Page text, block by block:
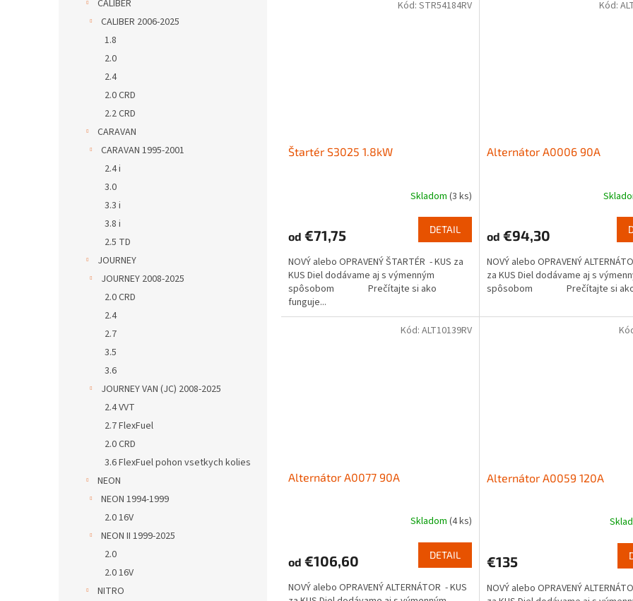
CALIBER
CALIBER 2006-2025
1.8
2.0
2.4
2.0 CRD
2.2 CRD
CARAVAN
CARAVAN 1995-2001
2.4 i
3.0
3.3 i
3.8 i
2.5 TD
JOURNEY
JOURNEY 2008-2025
2.0 CRD
2.4
2.7
3.5
3.6
JOURNEY VAN (JC) 2008-2025
2.4 VVT
2.7 FlexFuel
2.0 CRD
3.6 FlexFuel pohon vsetkych kolies
NEON
NEON 1994-1999
2.0 16V
NEON II 1999-2025
2.0
2.0 16V
NITRO
Štartér S3025 1.8kW
Skladom (3 ks)
od €71,75 DETAIL
NOVÝ alebo OPRAVENÝ ŠTARTÉR - KUS za
KUS Diel dodávame aj s výmenným
spôsobom Prečítajte si ako
funguje...
Kód: STR54184RV
Alternátor A0006 90A
od €94,30
NOVÝ alebo OPRAVENÝ
za KUS Diel dodávame aj s
spôsobom Prečítajte si
Kód:
Alternátor A0077 90A
Skladom (4 ks)
od €106,60 DETAIL
NOVÝ alebo OPRAVENÝ ALTERNÁTOR - KUS
Kód: ALT10139RV
Alternátor A0059 120A
€135
NOVÝ alebo OPRAVENÝ